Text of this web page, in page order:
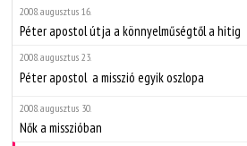
2008. augusztus 16.
Péter apostol útja a könnyelműségtől a hitig
2008. augusztus 23.
Péter apostol  a misszió egyik oszlopa
2008. augusztus 30.
Nők a misszióban